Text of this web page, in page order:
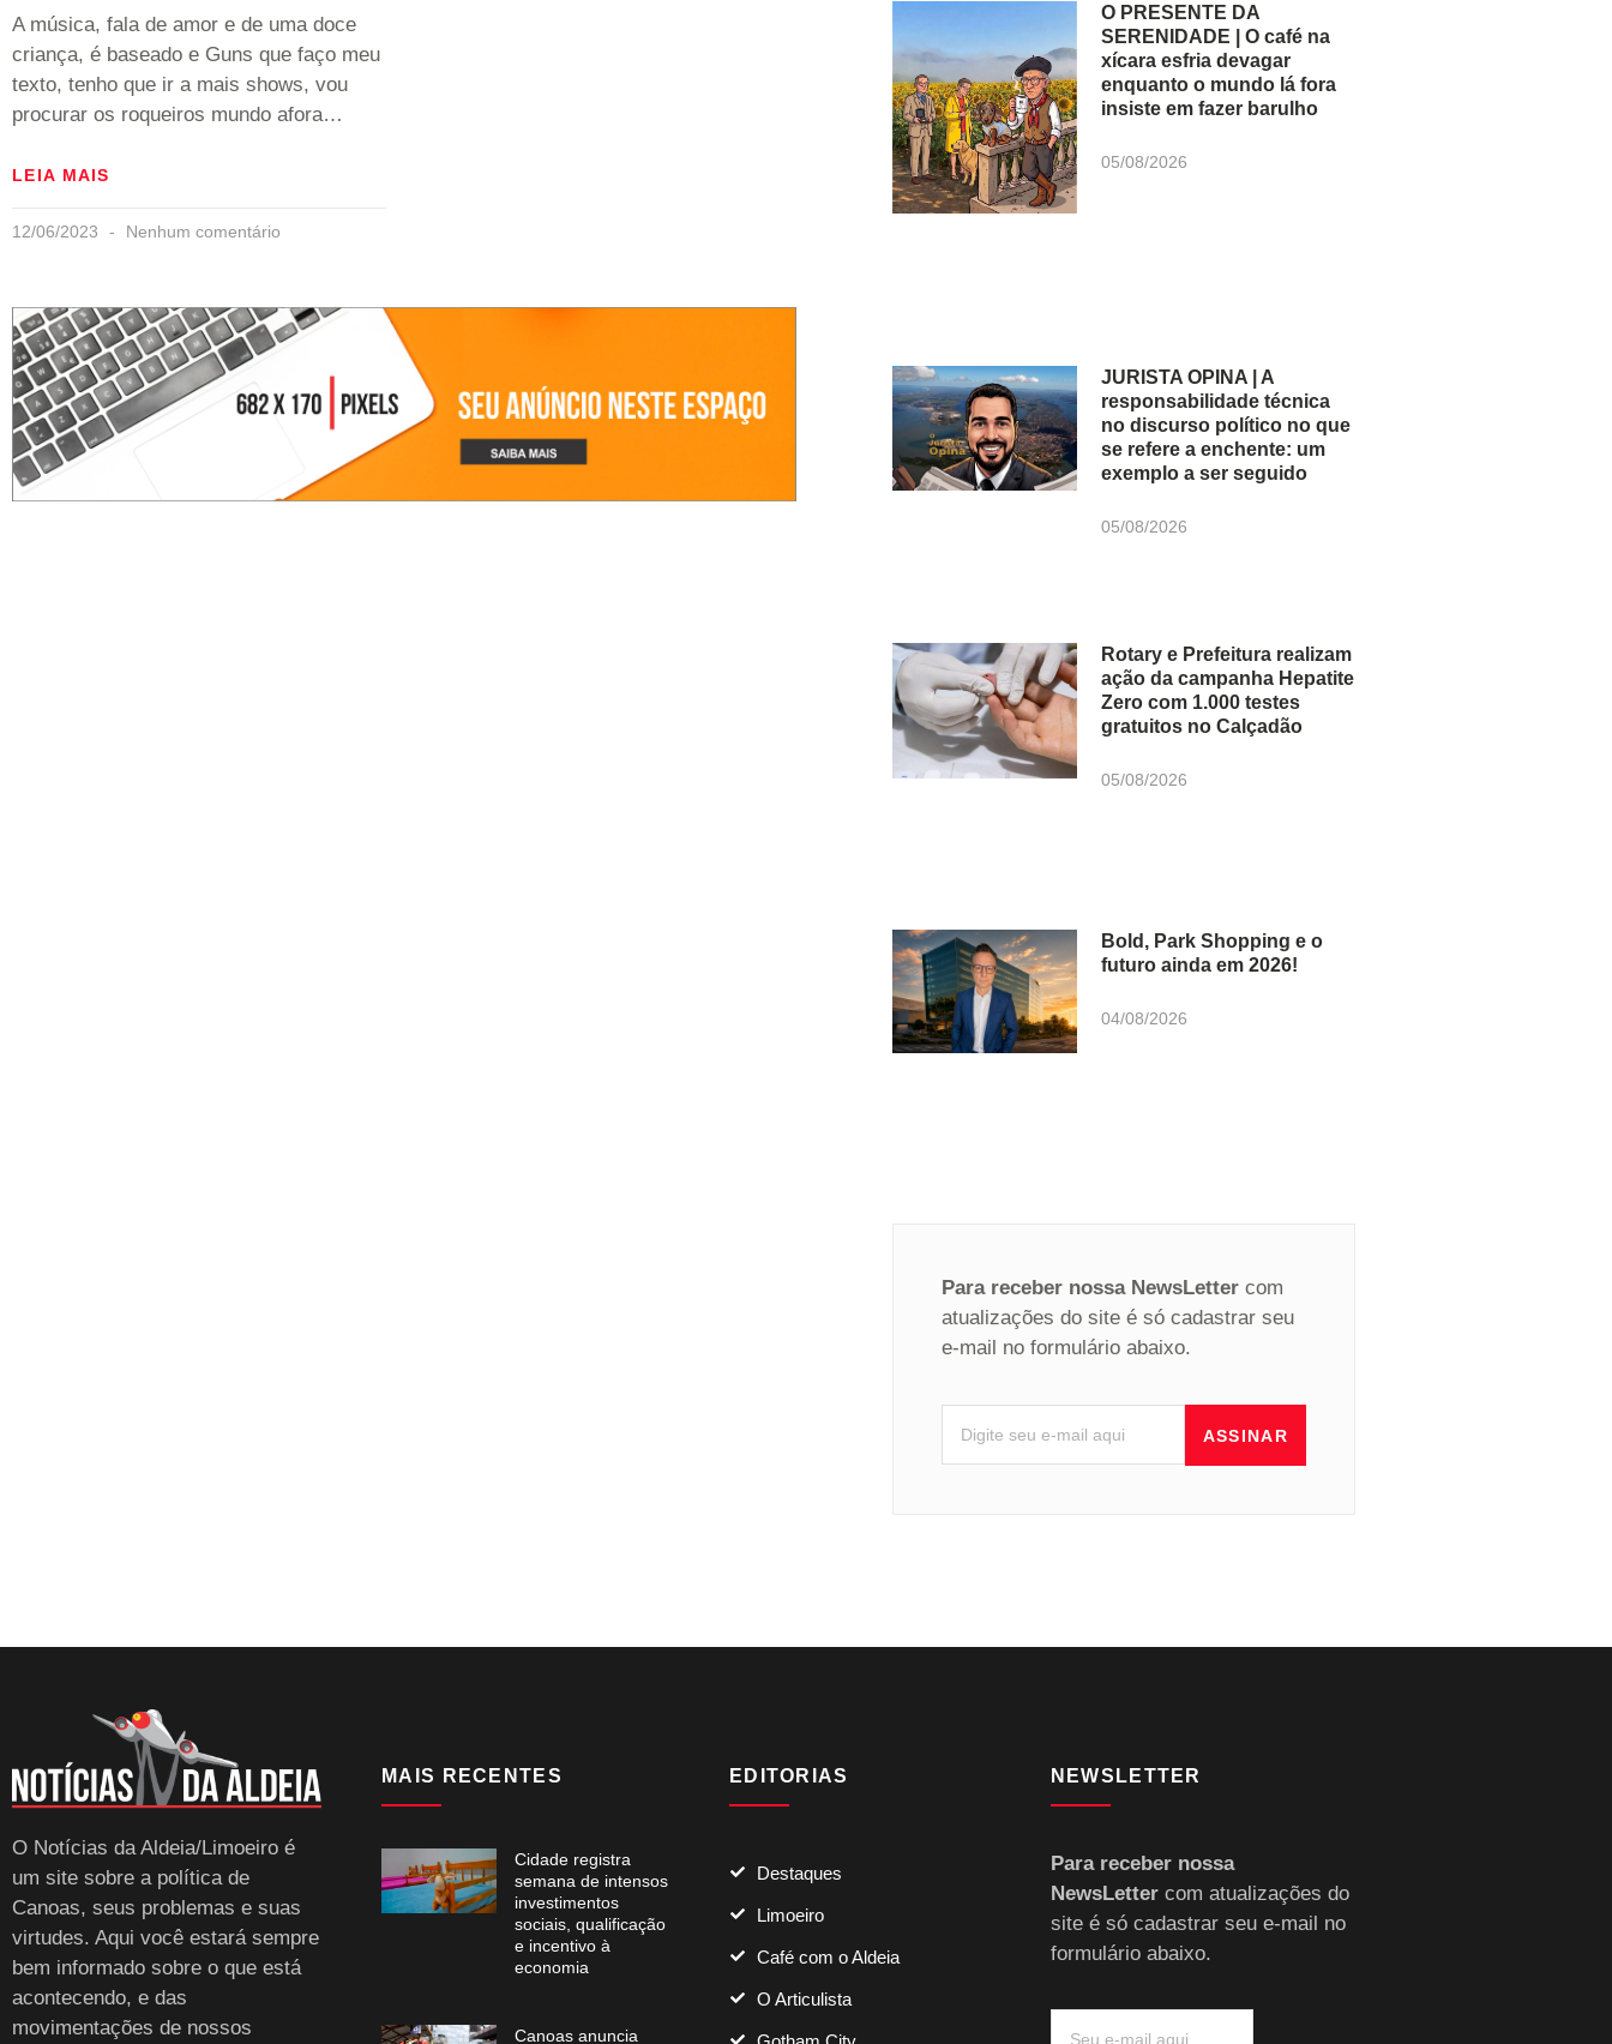
A música, fala de amor e de uma doce
criança, é baseado e Guns que faço meu
texto, tenho que ir a mais shows, vou
procurar os roqueiros mundo afora…
LEIA MAIS
12/06/2023 Nenhum comentário
O PRESENTE DA
SERENIDADE | O café na
xícara esfria devagar
enquanto o mundo lá fora
insiste em fazer barulho
05/08/2026
JURISTA OPINA | A
responsabilidade técnica
no discurso político no que
se refere a enchente: um
exemplo a ser seguido
05/08/2026
Rotary e Prefeitura realizam
ação da campanha Hepatite
Zero com 1.000 testes
gratuitos no Calçadão
05/08/2026
Bold, Park Shopping e o
futuro ainda em 2026!
04/08/2026
Para receber nossa NewsLetter com
atualizações do site é só cadastrar seu
e-mail no formulário abaixo.
ASSINAR
O Notícias da Aldeia/Limoeiro é
um site sobre a política de
Canoas, seus problemas e suas
virtudes. Aqui você estará sempre
bem informado sobre o que está
acontecendo, e das
movimentações de nossos
MAIS RECENTES
Cidade registra
semana de intensos
investimentos
sociais, qualificação
e incentivo à
economia
Canoas anuncia
EDITORIAS
Destaques
Limoeiro
Café com o Aldeia
O Articulista
NEWSLETTER
Para receber nossa
NewsLettercom atualizações do
site é só cadastrar seu e-mail no
formulário abaixo.